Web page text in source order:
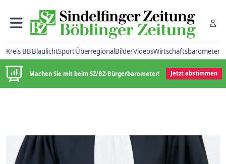
Kreis BBBlaulichtSportÜberregionalBilderVideosWirtschaftsbarometer
Machen Sie mit beim SZ/BZ-Bürgerbarometer! Jetzt abstimmen